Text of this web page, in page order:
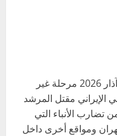
دخلت إيران والمنطقة فجر الأحد 1 آذار 2026 مرحلة غير
الإيراني مقتل المرشد
تضارب الأنباء التي
ومواقع أخرى داخل